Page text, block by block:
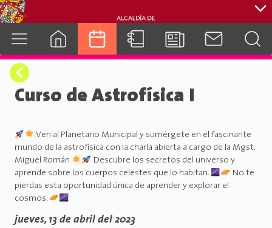
Curso de Astrofísica I
Ven al Planetario Municipal y sumérgete en el fascinante
mundo de la astrofísica con la charla abierta a cargo de la Mgst.
Miguel Román
Descubre los secretos del universo y
aprende sobre los cuerpos celestes que lo habitan.
No te
pierdas esta oportunidad única de aprender y explorar el
cosmos.
jueves, 13 de abril del 2023